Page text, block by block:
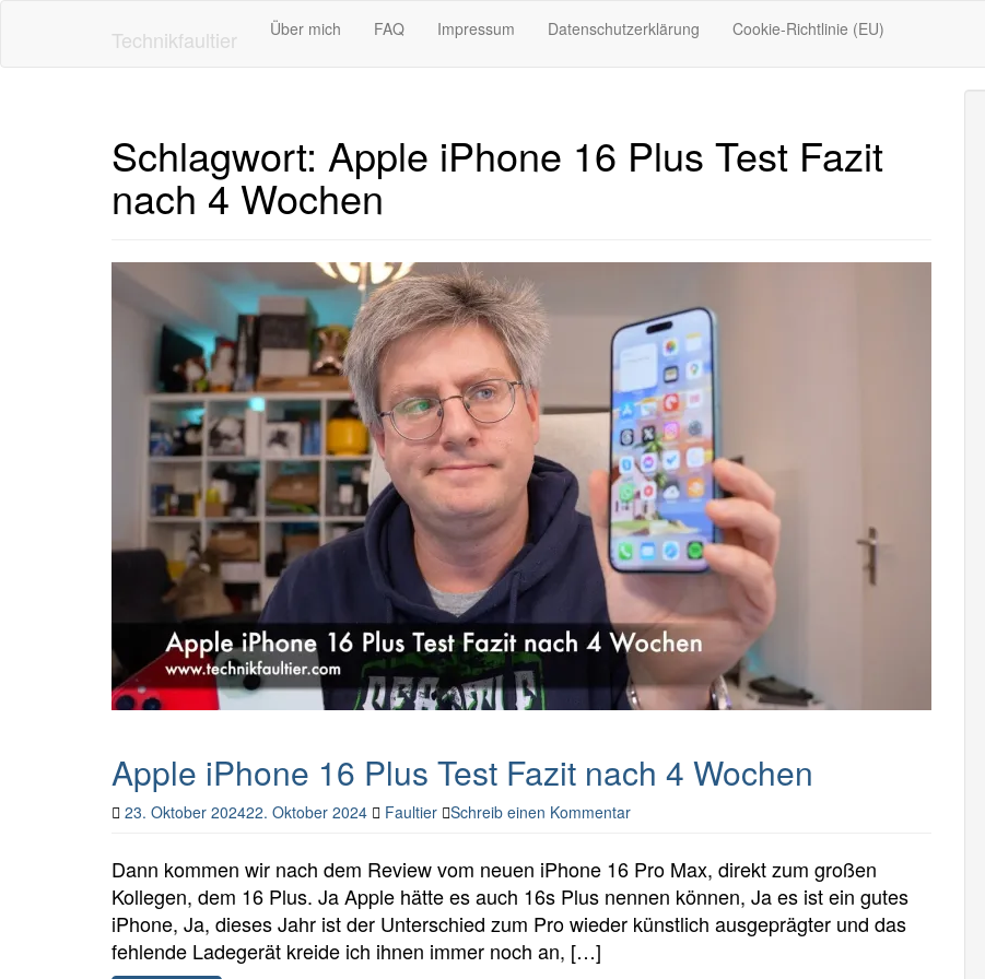
Technikfaultier Über mich FAQ Impressum Datenschutzerklärung Cookie-Richtlinie (EU)
Schlagwort: Apple iPhone 16 Plus Test Fazit
nach 4 Wochen
Apple iPhone 16 Plus Test Fazit nach 4 Wochen
23. Oktober 202422. Oktober 2024 Faultier Schreib einen Kommentar
Dann kommen wir nach dem Review vom neuen iPhone 16 Pro Max, direkt zum großen
Kollegen, dem 16 Plus. Ja Apple hätte es auch 16s Plus nennen können, Ja es ist ein gutes
iPhone, Ja, dieses Jahr ist der Unterschied zum Pro wieder künstlich ausgeprägter und das
fehlende Ladegerät kreide ich ihnen immer noch an, […]